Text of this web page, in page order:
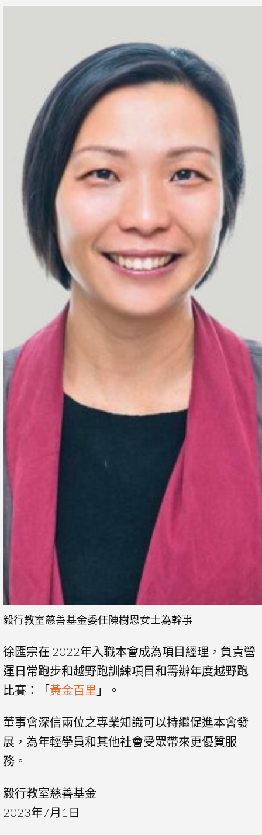
毅行教室慈善基金委任陳樹恩女士為幹事
徐匯宗在 2022年入職本會成為項目經理，負責營
運日常跑步和越野跑訓練項目和籌辦年度越野跑
比賽：「黃金百里 」。
董事會深信兩位之專業知識可以持繼促進本會發
展，為年輕學員和其他社會受眾帶來更優質服
務。
毅行教室慈善基金
2023年7月1日